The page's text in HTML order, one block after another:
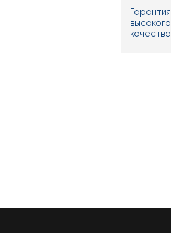
Гарантия
высокого
качества